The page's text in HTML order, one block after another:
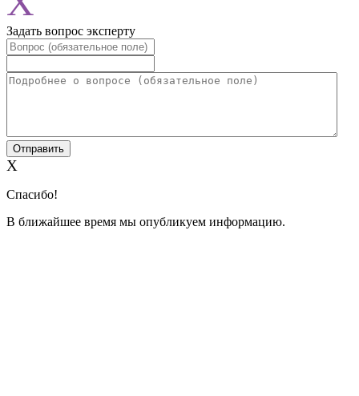
Задать вопрос эксперту
X
Спасибо!
В ближайшее время мы опубликуем информацию.